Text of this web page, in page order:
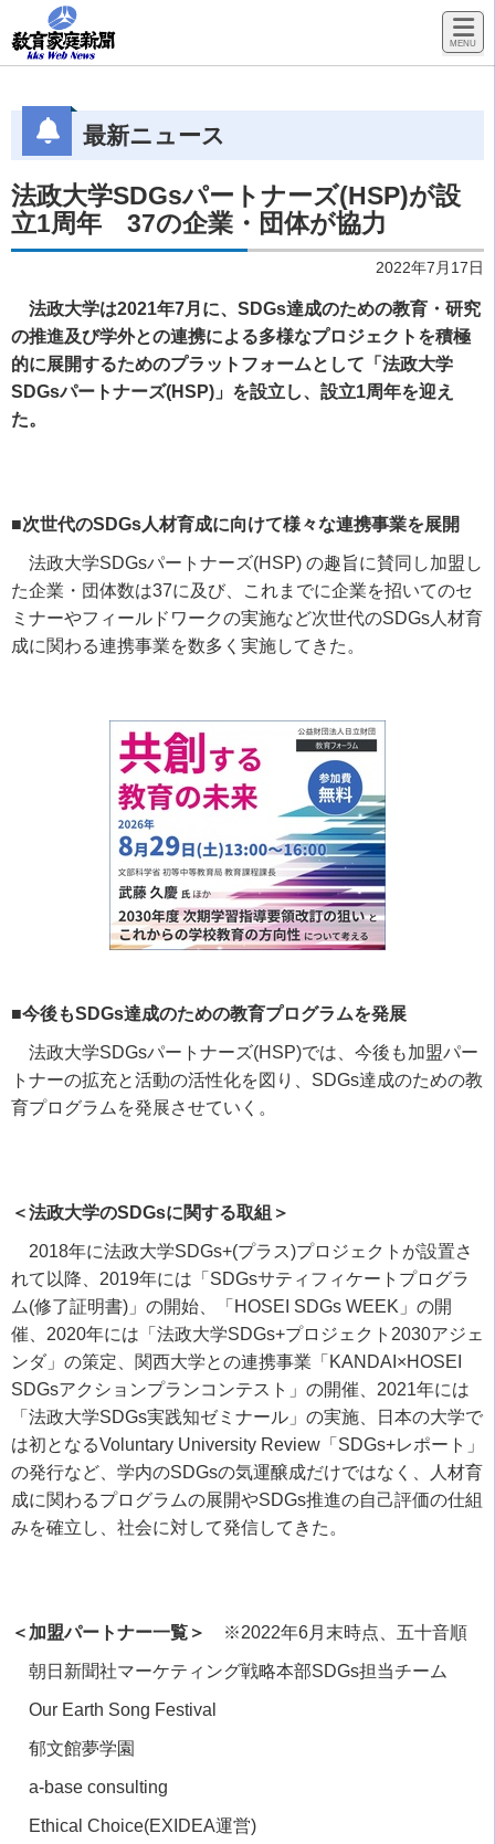
最新ニュース
法政大学SDGsパートナーズ(HSP)が設
立1周年 37の企業・団体が協力
2022年7月17日
法政大学は2021年7月に、SDGs達成のための教育・研究
の推進及び学外との連携による多様なプロジェクトを積極
的に展開するためのプラットフォームとして「法政大学
SDGsパートナーズ(HSP)」を設立し、設立1周年を迎え
た。
■次世代のSDGs人材育成に向けて様々な連携事業を展開
法政大学SDGsパートナーズ(HSP) の趣旨に賛同し加盟し
た企業・団体数は37に及び、これまでに企業を招いてのセ
ミナーやフィールドワークの実施など次世代のSDGs 人材育
成に関わる連携事業を数多く実施してきた。
■今後もSDGs達成のための教育プログラムを発展
法政大学SDGsパートナーズ(HSP)では、今後も加盟パー
トナーの拡充と活動の活性化を図り、 SDGs達成のための教
育プログラムを発展させていく。
＜法政大学のSDGsに関する取組＞
2018年に法政大学SDGs+(プラス)プロジェクトが設置さ
れて以降、 2019年には「 SDGsサティフィケートプログラ
ム(修了証明書) 」の開始、「 HOSEI SDGs WEEK 」の開
催、 2020年には「法政大学SDGs+プロジェクト 2030アジェ
ンダ」の策定、関西大学との連携事業「 KANDAI×HOSEI
SDGsアクションプランコンテスト」の開催、 2021年には
「法政大学SDGs実践知ゼミナール」の実施、日本の大学で
は初となるVoluntary University Review 「 SDGs+レポート」
の発行など、学内のSDGsの気運醸成だけではなく、人材育
成に関わるプログラムの展開やSDGs推進の自己評価の仕組
みを確立し、社会に対して発信してきた。
＜加盟パートナー一覧＞ ※2022年6月末時点、五十音順
朝日新聞社マーケティング戦略本部SDGs担当チーム
Our Earth Song Festival
郁文館夢学園
a-base consulting
Ethical Choice(EXIDEA運営)